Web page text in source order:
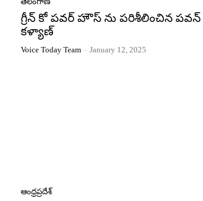
గ్రీన్ కో పవర్ హౌస్ ను పరిశీలించిన పవన్
కళ్యాణ్
Voice Today Team - January 12, 2025
ఆంధ్రప్రదేశ్